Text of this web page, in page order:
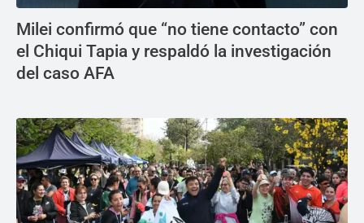
Milei confirmó que “no tiene contacto” con
el Chiqui Tapia y respaldó la investigación
del caso AFA